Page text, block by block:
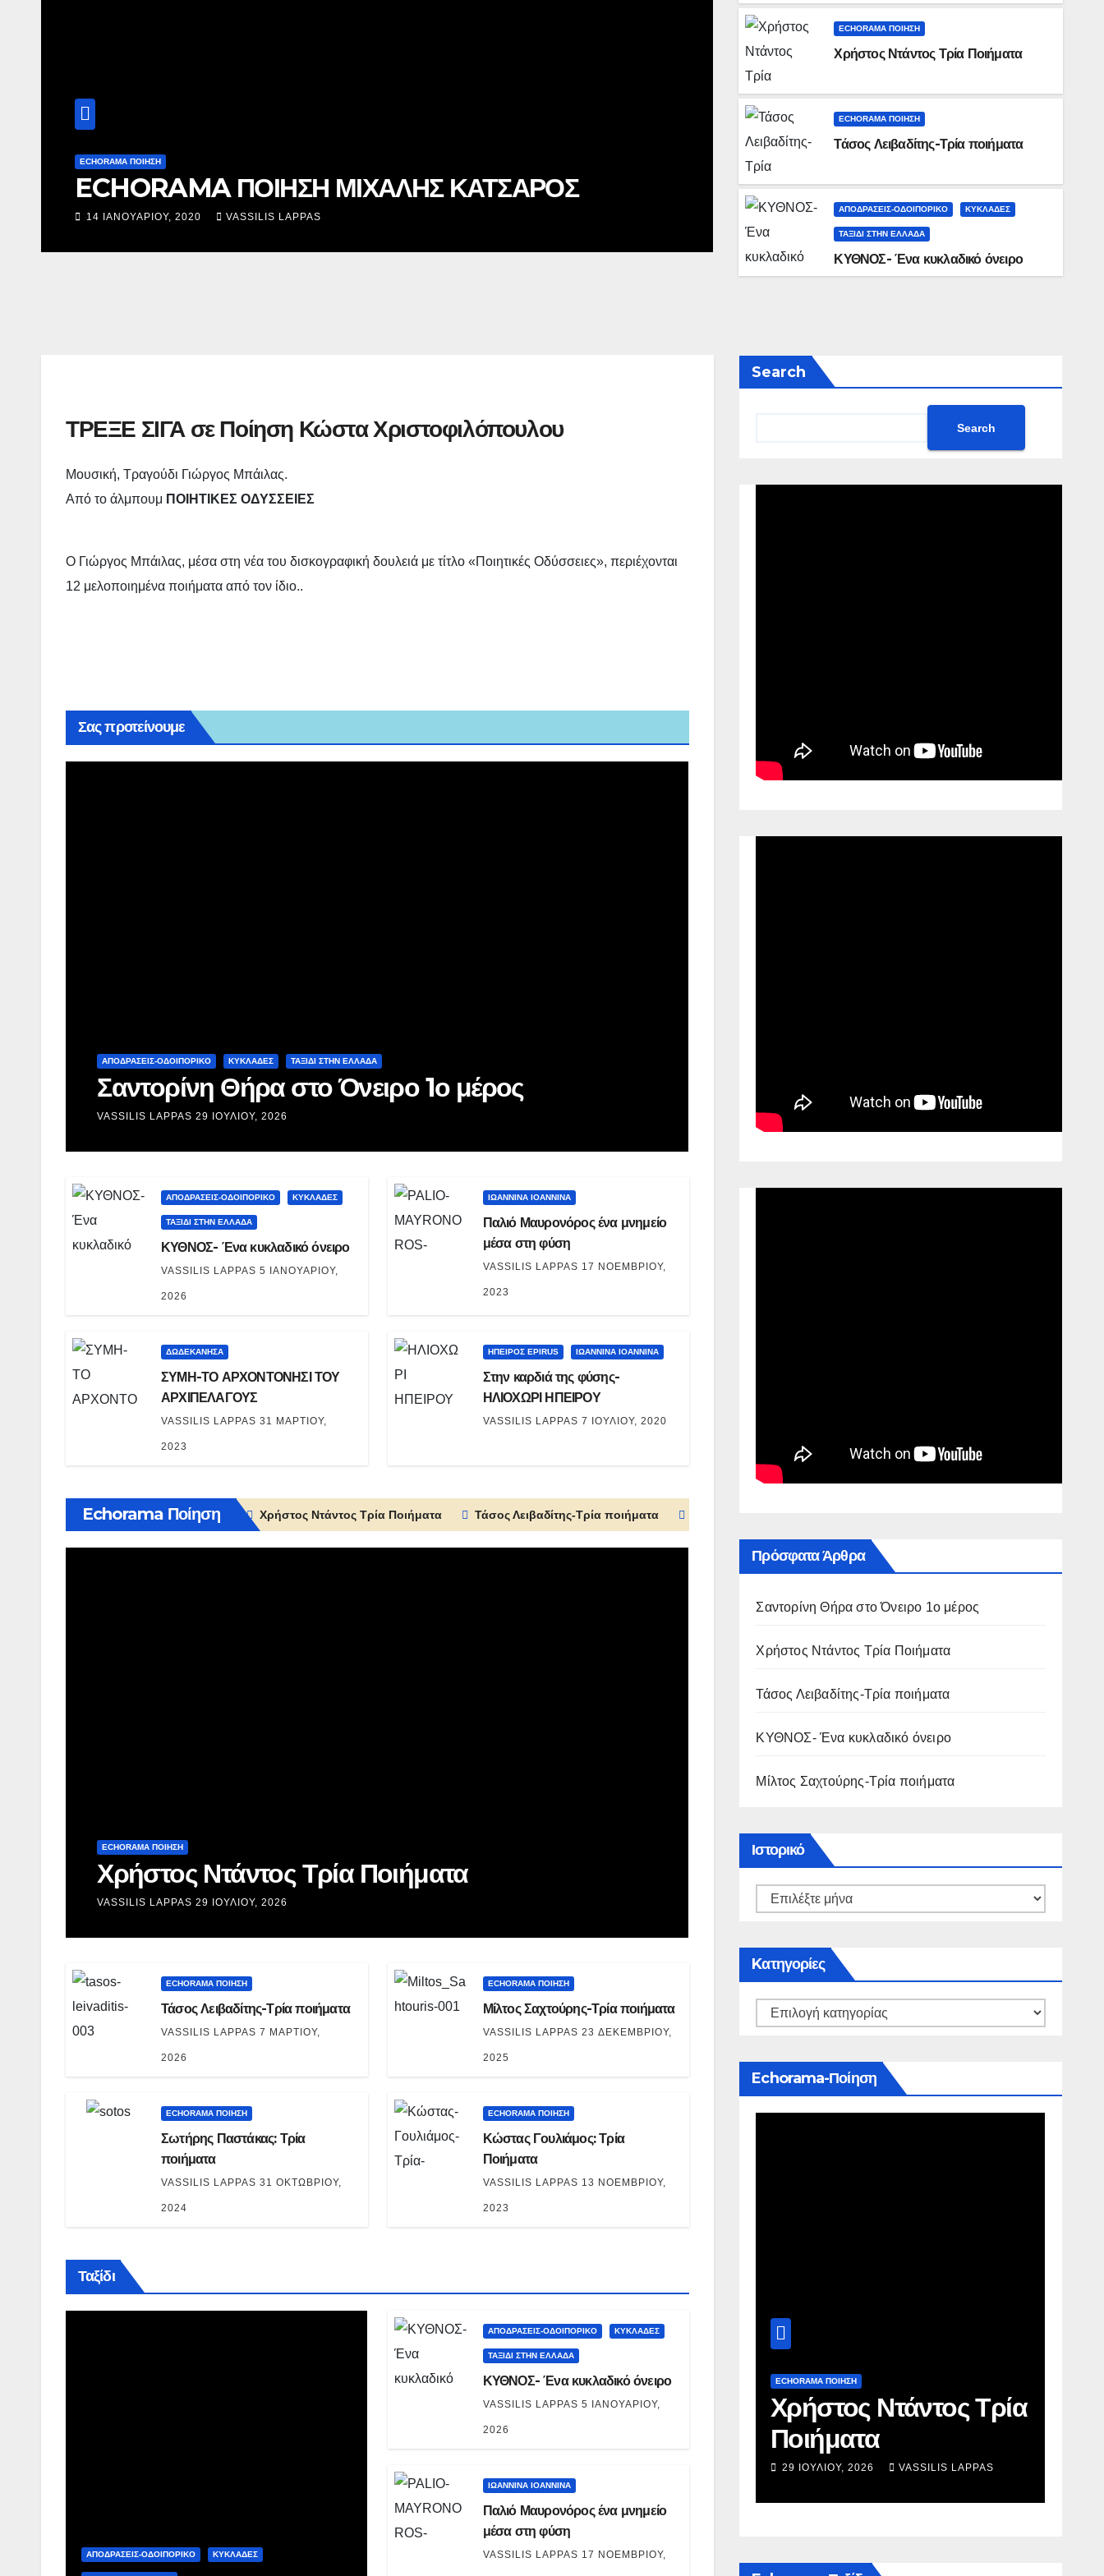
ECHORAMA ΠΟΙΗΣΗ
ECHORAMA ΠΟΙΗΣΗ ΜΙΧΑΛΗΣ ΚΑΤΣΑΡΟΣ
14 ΙΑΝΟΥΑΡΊΟΥ, 2020 VASSILIS LAPPAS
Ο ΠΟΙΗΤΗΣ ΓΙΩΡΓΟΣ
ΤΟ ΒΙΒΛΙΟ ΤΟΥ ΚΩΣΤΑ
30 ΙΟΥΝΊΟΥ, 2020 VASSILIS LAPPAS
ECHORAMA ΠΟΙΗΣΗ
Χρήστος Ντάντος Τρία Ποιήματα
ECHORAMA ΠΟΙΗΣΗ
Τάσος Λειβαδίτης-Τρία ποιήματα
ΑΠΟΔΡΑΣΕΙΣ-ΟΔΟΙΠΟΡΙΚΟ ΚΥΚΛΑΔΕΣ
ΤΑΞΊΔΙ ΣΤΗΝ ΕΛΛΆΔΑ
ΚΥΘΝΟΣ- Ένα κυκλαδικό όνειρο
ΤΡΕΞΕ ΣΙΓΑ σε Ποίηση Κώστα Χριστοφιλόπουλου
Μουσική, Τραγούδι Γιώργος Μπάιλας.
Από το άλμπουμ ΠΟΙΗΤΙΚΕΣ ΟΔΥΣΣΕΙΕΣ
Ο Γιώργος Μπάιλας, μέσα στη νέα του δισκογραφική δουλειά με τίτλο «Ποιητικές Οδύσσειες», περιέχονται
12 μελοποιημένα ποιήματα από τον ίδιο..
Σας προτείνουμε
ΑΠΟΔΡΑΣΕΙΣ-ΟΔΟΙΠΟΡΙΚΟ ΚΥΚΛΑΔΕΣ ΤΑΞΊΔΙ ΣΤΗΝ ΕΛΛΆΔΑ
Σαντορίνη Θήρα στο Όνειρο 1ο μέρος
VASSILIS LAPPAS 29 ΙΟΥΛΊΟΥ, 2026
ΑΠΟΔΡΑΣΕΙΣ-ΟΔΟΙΠΟΡΙΚΟ ΚΥΚΛΑΔΕΣ
ΤΑΞΊΔΙ ΣΤΗΝ ΕΛΛΆΔΑ
ΚΥΘΝΟΣ- Ένα κυκλαδικό όνειρο
VASSILIS LAPPAS 5 ΙΑΝΟΥΑΡΊΟΥ,
2026
ΙΩΑΝΝΙΝΑ IOANNINA
Παλιό Μαυρονόρος ένα μνημείο
μέσα στη φύση
VASSILIS LAPPAS 17 ΝΟΕΜΒΡΊΟΥ,
2023
ΔΩΔΕΚΑΝΗΣΑ
ΣΥΜΗ-ΤΟ ΑΡΧΟΝΤΟΝΗΣΙ ΤΟΥ
ΑΡΧΙΠΕΛΑΓΟΥΣ
VASSILIS LAPPAS 31 ΜΑΡΤΊΟΥ,
2023
ΗΠΕΙΡΟΣ EPIRUS ΙΩΑΝΝΙΝΑ IOANNINA
Στην καρδιά της φύσης-
ΗΛΙΟΧΩΡΙ ΗΠΕΙΡΟΥ
VASSILIS LAPPAS 7 ΙΟΥΛΊΟΥ, 2020
Echorama Ποίηση Χρήστος Ντάντος Τρία Ποιήματα Τάσος Λειβαδίτης-Τρία ποιήματα
ECHORAMA ΠΟΙΗΣΗ
Χρήστος Ντάντος Τρία Ποιήματα
VASSILIS LAPPAS 29 ΙΟΥΛΊΟΥ, 2026
ECHORAMA ΠΟΙΗΣΗ
Τάσος Λειβαδίτης-Τρία ποιήματα
VASSILIS LAPPAS 7 ΜΑΡΤΊΟΥ,
2026
ECHORAMA ΠΟΙΗΣΗ
Μίλτος Σαχτούρης-Τρία ποιήματα
VASSILIS LAPPAS 23 ΔΕΚΕΜΒΡΊΟΥ,
2025
ECHORAMA ΠΟΙΗΣΗ
Σωτήρης Παστάκας: Τρία
ποιήματα
VASSILIS LAPPAS 31 ΟΚΤΩΒΡΊΟΥ,
2024
ECHORAMA ΠΟΙΗΣΗ
Κώστας Γουλιάμος: Τρία
Ποιήματα
VASSILIS LAPPAS 13 ΝΟΕΜΒΡΊΟΥ,
2023
Ταξίδι
ΑΠΟΔΡΑΣΕΙΣ-ΟΔΟΙΠΟΡΙΚΟ ΚΥΚΛΑΔΕΣ
ΑΠΟΔΡΑΣΕΙΣ-ΟΔΟΙΠΟΡΙΚΟ ΚΥΚΛΑΔΕΣ
ΤΑΞΊΔΙ ΣΤΗΝ ΕΛΛΆΔΑ
ΚΥΘΝΟΣ- Ένα κυκλαδικό όνειρο
VASSILIS LAPPAS 5 ΙΑΝΟΥΑΡΊΟΥ,
2026
ΙΩΑΝΝΙΝΑ IOANNINA
Παλιό Μαυρονόρος ένα μνημείο
μέσα στη φύση
VASSILIS LAPPAS 17 ΝΟΕΜΒΡΊΟΥ,
Search
Search
Πρόσφατα Άρθρα
Σαντορίνη Θήρα στο Όνειρο 1ο μέρος
Χρήστος Ντάντος Τρία Ποιήματα
Τάσος Λειβαδίτης-Τρία ποιήματα
ΚΥΘΝΟΣ- Ένα κυκλαδικό όνειρο
Μίλτος Σαχτούρης-Τρία ποιήματα
Ιστορικό
Kατηγορίες
Echorama-Ποίηση
ECHORAMA ΠΟΙΗΣΗ
Χρήστος Ντάντος Τρία
Ποιήματα
29 ΙΟΥΛΊΟΥ, 2026 VASSILIS LAPPAS